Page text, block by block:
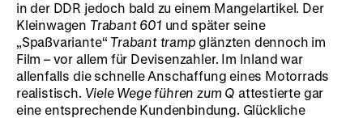
in der DDR jedoch bald zu einem Mangelartikel. Der
Kleinwagen Trabant 601 und später seine
„Spaßvariante“ Trabant tramp glänzten dennoch im
Film – vor allem für Devisenzahler. Im Inland war
allenfalls die schnelle Anschaffung eines Motorrads
realistisch. Viele Wege führen zum Q attestierte gar
eine entsprechende Kundenbindung. Glückliche